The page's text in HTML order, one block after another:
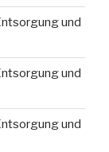
und
und
und